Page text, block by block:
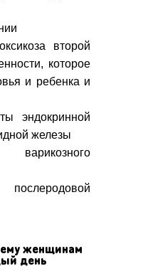
второй
которое
и ребенка и
эндокринной
железы
женщинам
день